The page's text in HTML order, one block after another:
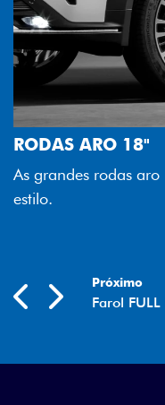
ARO 18"
rodas aro 18”
Next